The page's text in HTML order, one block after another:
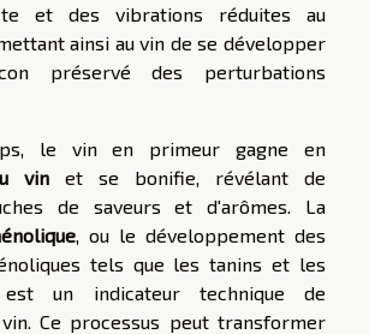
et des vibrations réduites au
ainsi au vin de se développer
préservé des perturbations
le vin en primeur gagne en
vin et se bonifie, révélant de
de saveurs et d'arômes. La
, ou le développement des
tels que les tanins et les
est un indicateur technique de
Ce processus peut transformer